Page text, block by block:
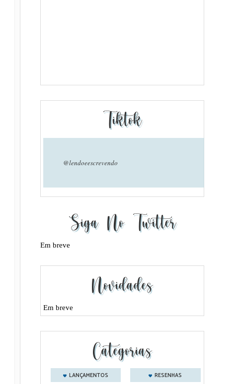
Tiktok
@lendoeescrevendo
Siga No Twitter
Em breve
Novidades
Em breve
Categorias
LANÇAMENTOS RESENHAS